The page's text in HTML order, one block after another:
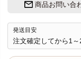
商品お問い合
発送目安
注文確定してから1